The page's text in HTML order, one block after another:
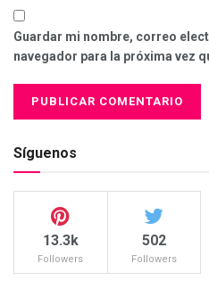
Guardar mi nombre, correo
navegador para la próxima vez
Síguenos
13.3k
Followers
502
Followers